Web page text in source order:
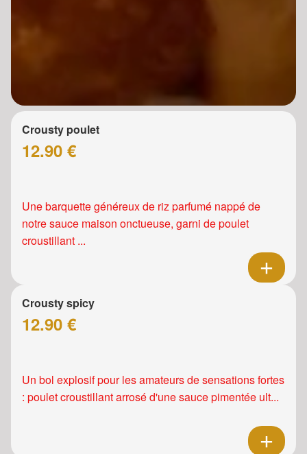
Crousty poulet
12.90 €
Une barquette généreux de riz parfumé nappé de
notre sauce maison onctueuse, garni de poulet
croustillant ...
Crousty spicy
12.90 €
Un bol explosif pour les amateurs de sensations fortes
: poulet croustillant arrosé d'une sauce pimentée ult...